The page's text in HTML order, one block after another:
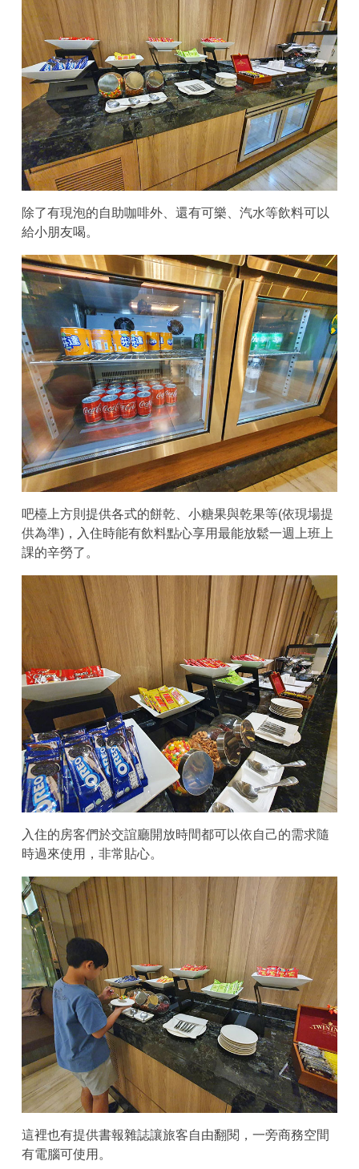
除了有現泡的自助咖啡外、還有可樂、汽水等飲料可以
給小朋友喝。
吧檯上方則提供各式的餅乾、小糖果與乾果等(依現場提
供為準)，入住時能有飲料點心享用最能放鬆一週上班上
課的辛勞了。
入住的房客們於交誼廳開放時間都可以依自己的需求隨
時過來使用，非常貼心。
這裡也有提供書報雜誌讓旅客自由翻閱，一旁商務空間
有電腦可使用。